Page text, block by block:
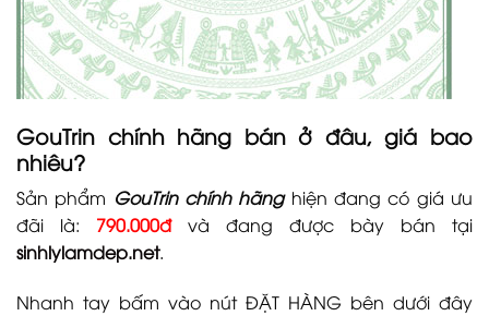
GouTrin chính hãng bán ở đâu, giá bao
nhiêu?
Sản phẩm GouTrin chính hãnghiện đang có giá ưu
đãi là: 790.000đvà đang được bày bán tại
sinhlylamdep.net.
Nhanh tay bấm vào nút ĐẶT HÀNG bên dưới đây